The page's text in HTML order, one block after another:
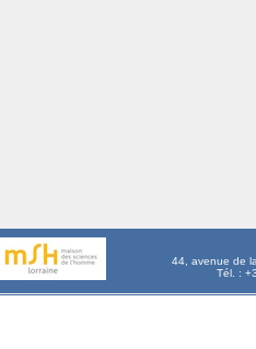
44, avenue de
Tél. :